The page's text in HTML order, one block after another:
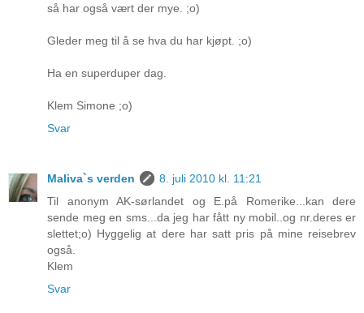
så har også vært der mye. ;o)
Gleder meg til å se hva du har kjøpt. ;o)
Ha en superduper dag.
Klem Simone ;o)
Svar
Maliva`s verden
8. juli 2010 kl. 11:21
Til anonym AK-sørlandet og E.på Romerike...kan dere
sende meg en sms...da jeg har fått ny mobil..og nr.deres er
slettet;o) Hyggelig at dere har satt pris på mine reisebrev
også.
Klem
Svar